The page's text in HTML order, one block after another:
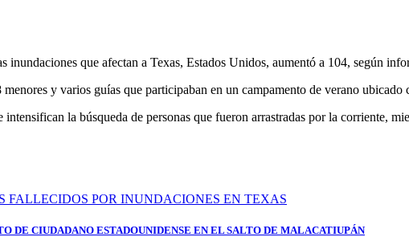
inundaciones que afectan a Texas, Estados Unidos, aumentó a 104, según
y varios guías que participaban en un campamento de verano
intensifican la búsqueda de personas que fueron arrastradas por la corriente,
DE CIUDADANO ESTADOUNIDENSE EN EL SALTO DE MALACATIUPÁN